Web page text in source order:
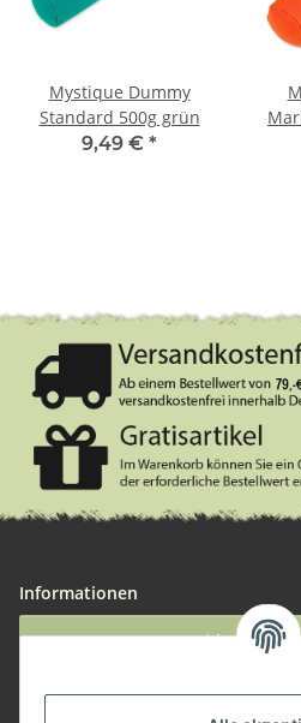
Mystique Dummy
Standard 500g grün
9,49 € *
Informationen
Widerruf